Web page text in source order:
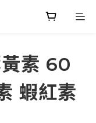
素 60
蝦紅素